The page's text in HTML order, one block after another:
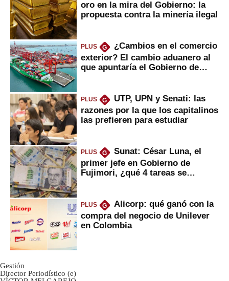
oro en la mira del Gobierno: la
propuesta contra la minería ilegal
PLUS G
¿Cambios en el comercio
exterior? El cambio aduanero al
que apuntaría el Gobierno de
PLUS G
UTP, UPN y Senati: las
razones por la que los capitalinos
las prefieren para estudiar
PLUS G
Sunat: César Luna, el
primer jefe en Gobierno de
Fujimori, ¿qué 4 tareas se
PLUS G
Alicorp: qué ganó con la
compra del negocio de Unilever
en Colombia
Gestión
Director Periodístico (e)